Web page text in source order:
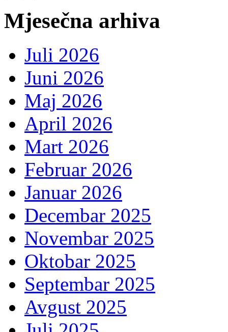
Mjesečna arhiva
Juli 2026
Juni 2026
Maj 2026
April 2026
Mart 2026
Februar 2026
Januar 2026
Decembar 2025
Novembar 2025
Oktobar 2025
Septembar 2025
Avgust 2025